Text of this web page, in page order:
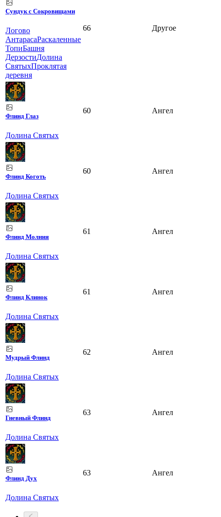
Сундук с Сокровищами
Логово
АнтарасаРаскаленные
ТопиБашня
ДерзостиДолина
СвятыхПроклятая
деревня
66 Другое
Флинд Глаз
Долина Святых
60 Ангел
Флинд Коготь
Долина Святых
60 Ангел
Флинд Молния
Долина Святых
61 Ангел
Флинд Клинок
Долина Святых
61 Ангел
Мудрый Флинд
Долина Святых
62 Ангел
Гневный Флинд
Долина Святых
63 Ангел
Флинд Дух
Долина Святых
63 Ангел